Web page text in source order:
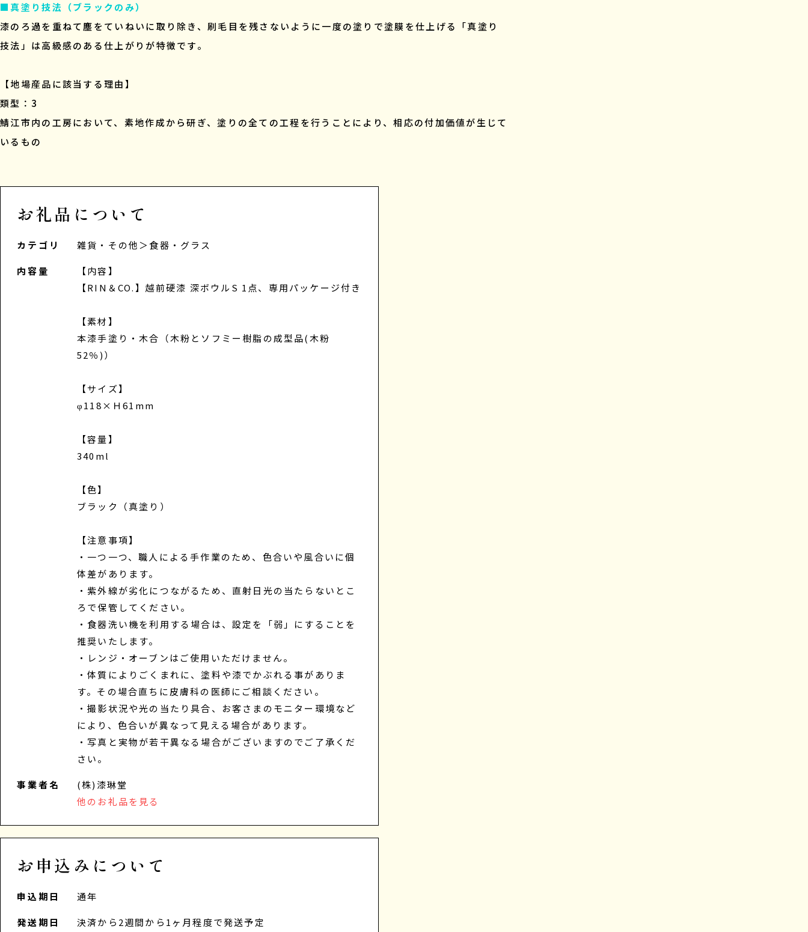
■真塗り技法（ブラックのみ）
漆のろ過を重ねて塵をていねいに取り除き、刷毛目を残さないように一度の塗りで塗膜を仕上げる「真塗り
技法」は高級感のある仕上がりが特徴です。
【地場産品に該当する理由】
類型：3
鯖江市内の工房において、素地作成から研ぎ、塗りの全ての工程を行うことにより、相応の付加価値が生じて
いるもの
お礼品について
カテゴリ 雑貨・その他 ＞食器・グラス
内容量
【内容】
【RIN＆CO.】越前硬漆 深ボウルS 1点、専用パッケージ付き
【素材】
本漆手塗り・木合（木粉とソフミー樹脂の成型品(木粉
52％)）
【サイズ】
φ118×Ｈ61mm
【容量】
340ml
【色】
ブラック（真塗り）
【注意事項】
・一つ一つ、職人による手作業のため、色合いや風合いに個
体差があります。
・紫外線が劣化につながるため、直射日光の当たらないとこ
ろで保管してください。
・食器洗い機を利用する場合は、設定を「弱」にすることを
推奨いたします。
・レンジ・オーブンはご使用いただけません。
・体質によりごくまれに、塗料や漆でかぶれる事がありま
す。その場合直ちに皮膚科の医師にご相談ください。
・撮影状況や光の当たり具合、お客さまのモニター環境など
により、色合いが異なって見える場合があります。
・写真と実物が若干異なる場合がございますのでご了承くだ
さい。
事業者名
(株)漆琳堂
他のお礼品を見る
お申込みについて
申込期日 通年
発送期日 決済から2週間から1ヶ月程度で発送予定